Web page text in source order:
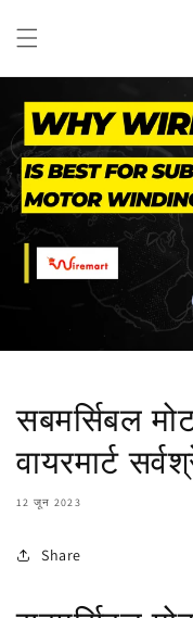
सामग्री पर
बढ़ने के
सबमर्सिबल
वायरमार्ट
12 जून 2023
Share